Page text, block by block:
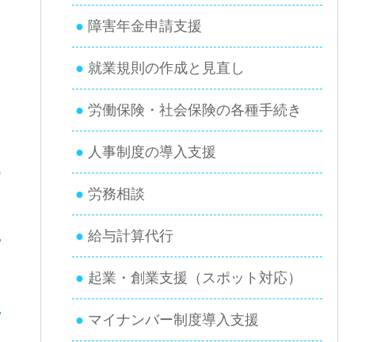
障害年金申請支援
就業規則の作成と見直し
労働保険・社会保険の各種手続き
人事制度の導入支援
労務相談
給与計算代行
起業・創業支援（スポット対応）
マイナンバー制度導入支援